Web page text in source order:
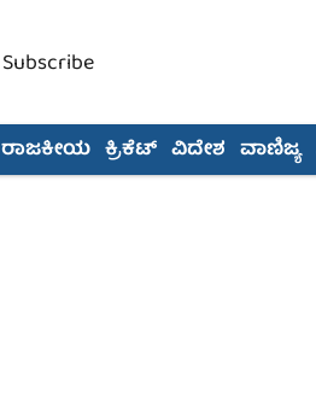
Subscribe
ರಾಜಕೀಯ ಕ್ರಿಕೆಟ್ ವಿದೇಶ ವಾಣಿಜ್ಯ